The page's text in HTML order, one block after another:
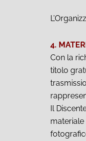
4.
Con la
titolo
Il